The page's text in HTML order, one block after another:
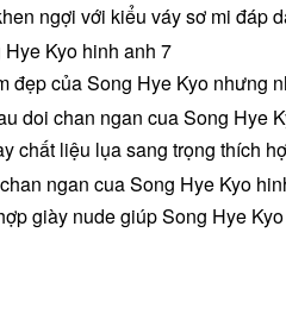
ngợi với kiểu váy sơ mi đáp
của Song Hye Kyo nhưng
chất liệu lụa sang trọng thích
giày nude giúp Song Hye